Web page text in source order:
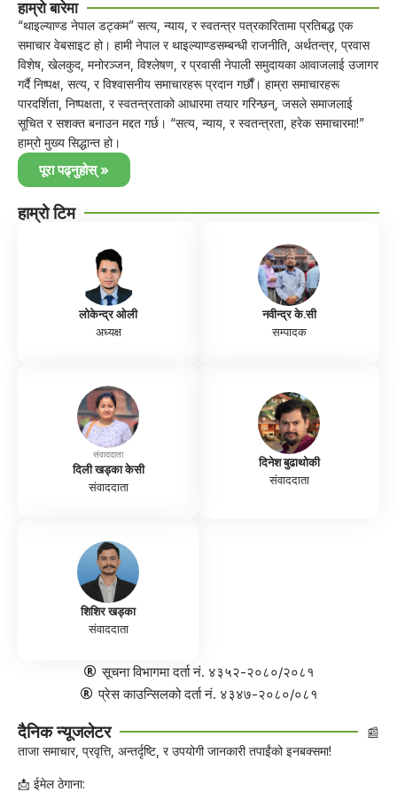
हाम्रो बारेमा
“थाइल्याण्ड नेपाल डट्कम” सत्य, न्याय, र स्वतन्त्र पत्रकारितामा प्रतिबद्ध एक
समाचार वेबसाइट हो। हामी नेपाल र थाइल्याण्डसम्बन्धी राजनीति, अर्थतन्त्र, प्रवास
विशेष, खेलकुद, मनोरञ्जन, विश्लेषण, र प्रवासी नेपाली समुदायका आवाजलाई उजागर
गर्दै निष्पक्ष, सत्य, र विश्वासनीय समाचारहरू प्रदान गर्छौं। हाम्रा समाचारहरू
पारदर्शिता, निष्पक्षता, र स्वतन्त्रताको आधारमा तयार गरिन्छन्, जसले समाजलाई
सूचित र सशक्त बनाउन मद्दत गर्छ। “सत्य, न्याय, र स्वतन्त्रता, हरेक समाचारमा!”
हाम्रो मुख्य सिद्धान्त हो।
पूरा पढ्नुहोस् »
हाम्रो टिम
लोकेन्द्र ओली
अध्यक्ष
नवीन्द्र के.सी
सम्पादक
संवाददाता
दिली खड्का केसी
संवाददाता
दिनेश बुढाथोकी
संवाददाता
शिशिर खड्का
संवाददाता
सूचना विभागमा दर्ता नं. ४३५२-२०८०/२०८१
प्रेस काउन्सिलको दर्ता नं. ४३४७-२०८०/०८१
दैनिक न्यूजलेटर 📰
ताजा समाचार, प्रवृत्ति, अन्तर्दृष्टि, र उपयोगी जानकारी तपाईंको इनबक्समा!
📩 ईमेल ठेगाना: